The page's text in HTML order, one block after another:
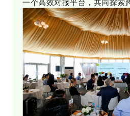
一个高效对接平台，共同探索